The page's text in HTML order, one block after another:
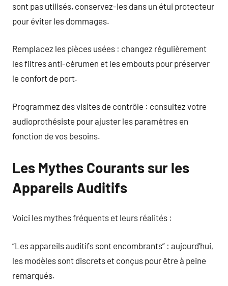
sont pas utilisés, conservez-les dans un étui protecteur
pour éviter les dommages.
Remplacez les pièces usées : changez régulièrement
les filtres anti-cérumen et les embouts pour préserver
le confort de port.
Programmez des visites de contrôle : consultez votre
audioprothésiste pour ajuster les paramètres en
fonction de vos besoins.
Les Mythes Courants sur les
Appareils Auditifs
Voici les mythes fréquents et leurs réalités :
“Les appareils auditifs sont encombrants” : aujourd’hui,
les modèles sont discrets et conçus pour être à peine
remarqués.